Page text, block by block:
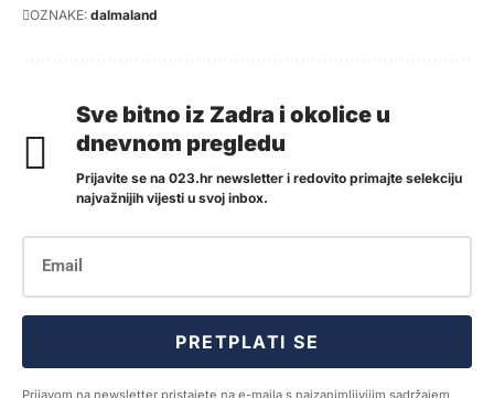
OZNAKE: dalmaland
Sve bitno iz Zadra i okolice u
dnevnom pregledu
Prijavite se na 023.hr newsletter i redovito primajte selekciju
najvažnijih vijesti u svoj inbox.
PRETPLATI SE
Prijavom na newsletter pristajete na e-maila s najzanimljivijim sadržajem